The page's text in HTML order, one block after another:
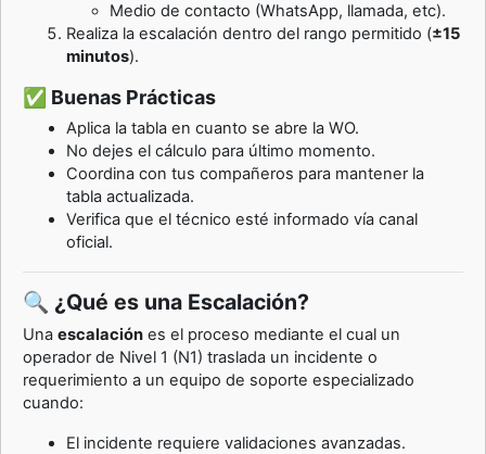
Medio de contacto (WhatsApp, llamada, etc).
Realiza la escalación dentro del rango permitido (±15
minutos).
✅ Buenas Prácticas
Aplica la tabla en cuanto se abre la WO.
No dejes el cálculo para último momento.
Coordina con tus compañeros para mantener la
tabla actualizada.
Verifica que el técnico esté informado vía canal
oficial.
🔍 ¿Qué es una Escalación?
Una escalación es el proceso mediante el cual un
operador de Nivel 1 (N1) traslada un incidente o
requerimiento a un equipo de soporte especializado
cuando:
El incidente requiere validaciones avanzadas.